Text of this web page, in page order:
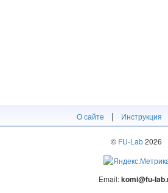
О сайте | Инструкция
© FU-Lab2026
Email:komi@fu-